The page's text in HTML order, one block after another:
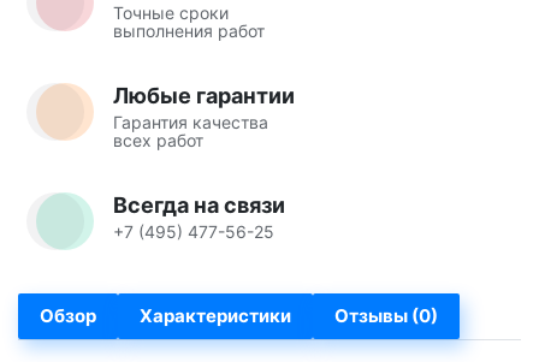
Точные сроки
выполнения работ
Любые гарантии
Гарантия качества
всех работ
Всегда на связи
+7 (495) 477-56-25
Обзор Характеристики Отзывы (0)